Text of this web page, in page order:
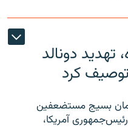
تهدید دونالد
کرد
بسیج مستضعفین
آمریکا،